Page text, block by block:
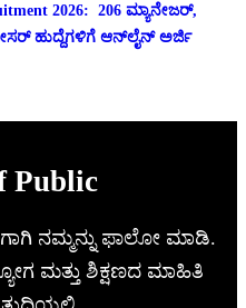
2026: 206 ಮ್ಯಾನೇಜರ್,
ಹುದ್ದೆಗಳಿಗೆ ಆನ್‌ಲೈನ್ ಅರ್ಜಿ
Public
ನಮ್ಮನ್ನು ಫಾಲೋ ಮಾಡಿ.
ಮತ್ತು ಶಿಕ್ಷಣದ ಮಾಹಿತಿ